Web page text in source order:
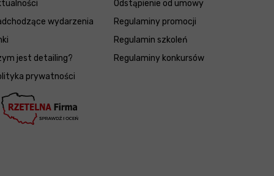
wydarzenia
jest detailing?
prywatności
Odstąpienie od umowy
Regulaminy promocji
Regulamin szkoleń
Regulaminy konkursów